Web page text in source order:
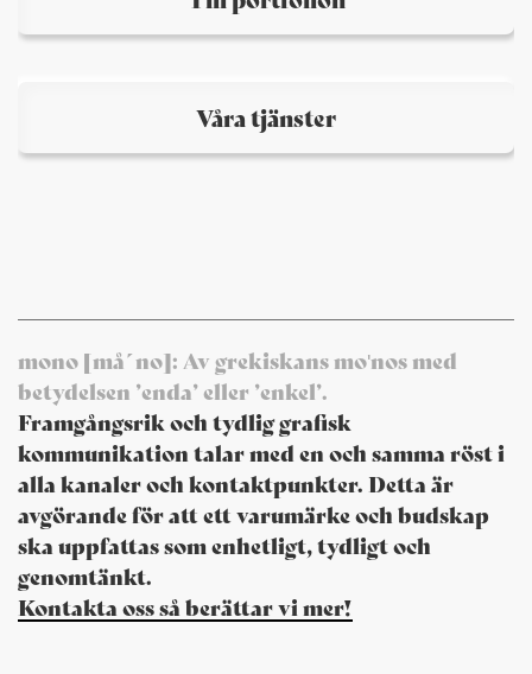
Våra tjänster
mono [må´no]: Av grekiskans moʹnos med
betydelsen ’enda’ eller ’enkel’.
Framgångsrik och tydlig grafisk
kommunikation talar med en och samma röst i
alla kanaler och kontaktpunkter. Detta är
avgörande för att ett varumärke och budskap
ska uppfattas som enhetligt, tydligt och
genomtänkt.
Kontakta oss så berättar vi mer!